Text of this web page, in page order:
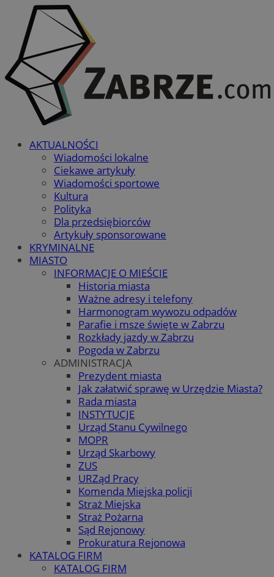
AKTUALNOŚCI
Wiadomości lokalne
Ciekawe artykuły
Wiadomości sportowe
Kultura
Polityka
Dla przedsiębiorców
Artykuły sponsorowane
KRYMINALNE
MIASTO
INFORMACJE O MIEŚCIE
Historia miasta
Ważne adresy i telefony
Harmonogram wywozu odpadów
Parafie i msze święte w Zabrzu
Rozkłady jazdy w Zabrzu
Pogoda w Zabrzu
ADMINISTRACJA
Prezydent miasta
Jak załatwić sprawę w Urzędzie Miasta?
Rada miasta
INSTYTUCJE
Urząd Stanu Cywilnego
MOPR
Urząd Skarbowy
ZUS
URZąd Pracy
Komenda Miejska policji
Straż Miejska
Straż Pożarna
Sąd Rejonowy
Prokuratura Rejonowa
KATALOG FIRM
KATALOG FIRM